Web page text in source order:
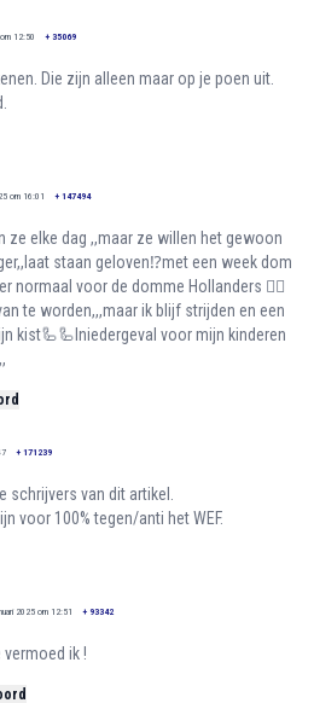
12:50 + 35069
Die zijn alleen maar op je poen uit.
om 16:01 + 147494
ze elke dag ,,maar ze willen het gewoon
staan geloven⁉️met een week dom
normaal voor de domme Hollanders 😮‍💨
te worden,,,maar ik blijf strijden en een
kist🦾🦾Iniedergeval voor mijn kinderen
+ 171239
schrijvers van dit artikel.
voor 100% tegen/anti het WEF.
2025 om 12:51 + 93342
vermoed ik !